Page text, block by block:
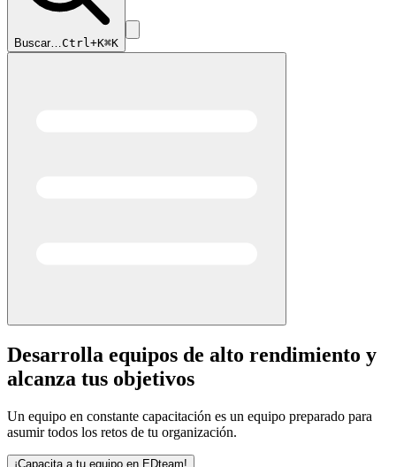
Buscar…Ctrl+K⌘K
Desarrolla equipos de alto rendimiento y
alcanza tus objetivos
Un equipo en constante capacitación es un equipo preparado para
asumir todos los retos de tu organización.
¡Capacita a tu equipo en EDteam!